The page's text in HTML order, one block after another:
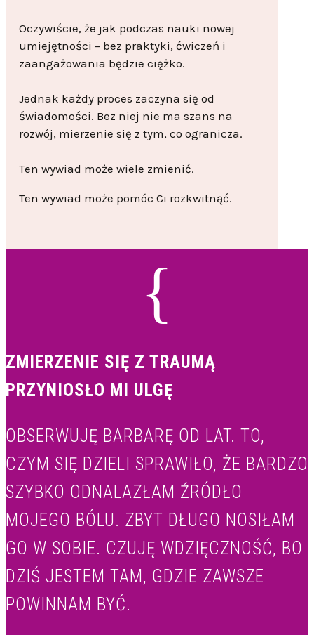
Oczywiście, że jak podczas nauki nowej
umiejętności – bez praktyki, ćwiczeń i
zaangażowania będzie ciężko.
Jednak każdy proces zaczyna się od
świadomości. Bez niej nie ma szans na
rozwój, mierzenie się z tym, co ogranicza.
Ten wywiad może wiele zmienić.
Ten wywiad może pomóc Ci rozkwitnąć.
{
ZMIERZENIE SIĘ Z TRAUMĄ
PRZYNIOSŁO MI ULGĘ
OBSERWUJĘ BARBARĘ OD LAT. TO,
CZYM SIĘ DZIELI SPRAWIŁO, ŻE BARDZO
SZYBKO ODNALAZŁAM ŹRÓDŁO
MOJEGO BÓLU. ZBYT DŁUGO NOSIŁAM
GO W SOBIE. CZUJĘ WDZIĘCZNOŚĆ, BO
DZIŚ JESTEM TAM, GDZIE ZAWSZE
POWINNAM BYĆ.